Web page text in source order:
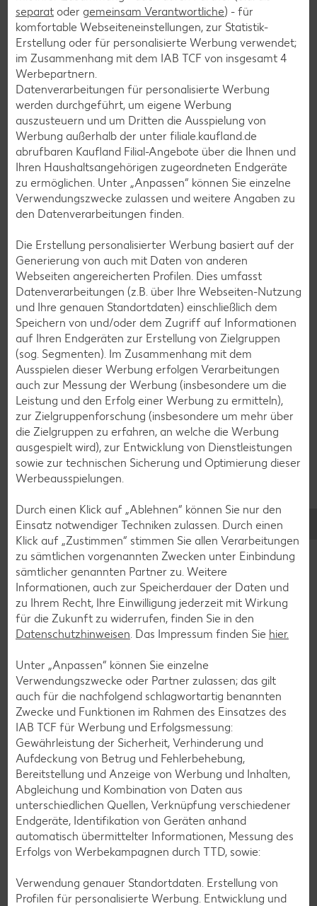
Fisch-Rezepte
Geflügel-Rezepte
Lamm-Rezepte
Grill-Rezepte
Muffin-Rezepte
Apfelkuchen-Rezepte
Schokokuchen-Rezepte
Torten-Rezepte
Pfannkuchen-Rezepte
Plätzchen-Rezepte
Smoothie-Rezepte
Bowle-Rezepte
Cocktail-Rezepte
Avocado-Rezepte
Erdbeer-Rezepte
Blaubeer-Rezepte
Bananen-Rezepte
Zurück zu allen Rezepten
Glutenfreie Rezepte
Wer auf Gluten verzichtet, muss nicht automatisch auf
Vielfalt und Geschmack verzichten. Ob süß oder herzhaft –
mit unseren glutenfreien Rezepten zauberst du dir Gerichte,
die nicht nur verträglich, sondern auch richtig lecker sind.
Rezepte entdecken
separat oder gemeinsam Verantwortliche) - für
komfortable Webseiteneinstellungen, zur Statistik-
Erstellung oder für personalisierte Werbung verwendet;
im Zusammenhang mit dem IAB TCF von insgesamt 4
Werbepartnern.
Datenverarbeitungen für personalisierte Werbung
werden durchgeführt, um eigene Werbung
auszusteuern und um Dritten die Ausspielung von
Werbung außerhalb der unter filiale.kaufland.de
abrufbaren Kaufland Filial-Angebote über die Ihnen und
Ihren Haushaltsangehörigen zugeordneten Endgeräte
zu ermöglichen. Unter „Anpassen“ können Sie einzelne
Verwendungszwecke zulassen und weitere Angaben zu
den Datenverarbeitungen finden.
Die Erstellung personalisierter Werbung basiert auf der
Generierung von auch mit Daten von anderen
Webseiten angereicherten Profilen. Dies umfasst
Datenverarbeitungen (z.B. über Ihre Webseiten-Nutzung
und Ihre genauen Standortdaten) einschließlich dem
Speichern von und/oder dem Zugriff auf Informationen
auf Ihren Endgeräten zur Erstellung von Zielgruppen
(sog. Segmenten). Im Zusammenhang mit dem
Ausspielen dieser Werbung erfolgen Verarbeitungen
auch zur Messung der Werbung (insbesondere um die
Leistung und den Erfolg einer Werbung zu ermitteln),
zur Zielgruppenforschung (insbesondere um mehr über
die Zielgruppen zu erfahren, an welche die Werbung
ausgespielt wird), zur Entwicklung von Dienstleistungen
sowie zur technischen Sicherung und Optimierung dieser
Werbeausspielungen.
Durch einen Klick auf „Ablehnen“ können Sie nur den
Einsatz notwendiger Techniken zulassen. Durch einen
Klick auf „Zustimmen“ stimmen Sie allen Verarbeitungen
zu sämtlichen vorgenannten Zwecken unter Einbindung
sämtlicher genannten Partner zu. Weitere
Informationen, auch zur Speicherdauer der Daten und
zu Ihrem Recht, Ihre Einwilligung jederzeit mit Wirkung
für die Zukunft zu widerrufen, finden Sie in den
Datenschutzhinweisen. Das Impressum finden Sie hier.
Unter „Anpassen“ können Sie einzelne
Verwendungszwecke oder Partner zulassen; das gilt
auch für die nachfolgend schlagwortartig benannten
Zwecke und Funktionen im Rahmen des Einsatzes des
IAB TCF für Werbung und Erfolgsmessung:
Gewährleistung der Sicherheit, Verhinderung und
Aufdeckung von Betrug und Fehlerbehebung,
Bereitstellung und Anzeige von Werbung und Inhalten,
Abgleichung und Kombination von Daten aus
unterschiedlichen Quellen, Verknüpfung verschiedener
Endgeräte, Identifikation von Geräten anhand
automatisch übermittelter Informationen, Messung des
Erfolgs von Werbekampagnen durch TTD, sowie:
Verwendung genauer Standortdaten. Erstellung von
Profilen für personalisierte Werbung. Entwicklung und